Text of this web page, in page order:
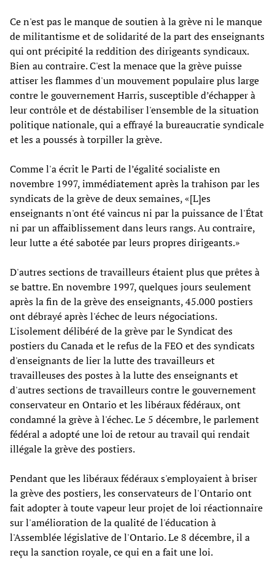
Ce n'est pas le manque de soutien à la grève ni le manque
de militantisme et de solidarité de la part des enseignants
qui ont précipité la reddition des dirigeants syndicaux.
Bien au contraire. C'est la menace que la grève puisse
attiser les flammes d'un mouvement populaire plus large
contre le gouvernement Harris, susceptible d’échapper à
leur contrôle et de déstabiliser l'ensemble de la situation
politique nationale, qui a effrayé la bureaucratie syndicale
et les a poussés à torpiller la grève.
Comme l'a écrit le Parti de l’égalité socialiste en
novembre 1997, immédiatement après la trahison par les
syndicats de la grève de deux semaines, «[L]es
enseignants n'ont été vaincus ni par la puissance de l'État
ni par un affaiblissement dans leurs rangs. Au contraire,
leur lutte a été sabotée par leurs propres dirigeants.»
D'autres sections de travailleurs étaient plus que prêtes à
se battre. En novembre 1997, quelques jours seulement
après la fin de la grève des enseignants, 45.000 postiers
ont débrayé après l'échec de leurs négociations.
L'isolement délibéré de la grève par le Syndicat des
postiers du Canada et le refus de la FEO et des syndicats
d'enseignants de lier la lutte des travailleurs et
travailleuses des postes à la lutte des enseignants et
d'autres sections de travailleurs contre le gouvernement
conservateur en Ontario et les libéraux fédéraux, ont
condamné la grève à l'échec. Le 5 décembre, le parlement
fédéral a adopté une loi de retour au travail qui rendait
illégale la grève des postiers.
Pendant que les libéraux fédéraux s'employaient à briser
la grève des postiers, les conservateurs de l'Ontario ont
fait adopter à toute vapeur leur projet de loi réactionnaire
sur l'amélioration de la qualité de l'éducation à
l'Assemblée législative de l'Ontario. Le 8 décembre, il a
reçu la sanction royale, ce qui en a fait une loi.